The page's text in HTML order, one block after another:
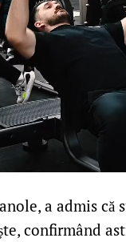
a admis că
confirmând